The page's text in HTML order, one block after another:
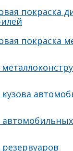
покраска
покраска